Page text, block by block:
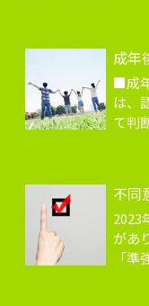
成年
■成
は、
て判
不同
2023
があ
「